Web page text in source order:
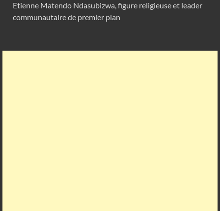
Etienne Matendo Ndasubizwa, figure religieuse et leader
communautaire de premier plan